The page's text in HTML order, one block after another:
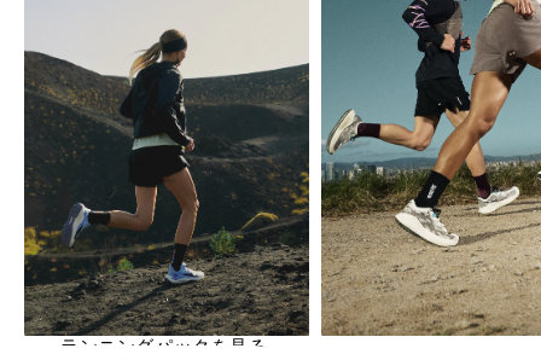
TOKYO LOOP RUN
ランニングパックで必要なものを背負えば
ランニングはもっと自由になる
特設ページを見る
ランニングパックを見る
SUMMER SALE
サンダル＆ウォーターシューズなど
セール対象商品が追加に